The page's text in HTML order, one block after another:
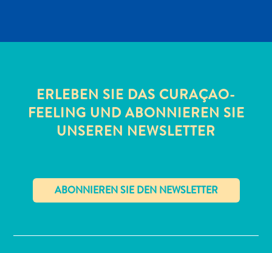
All-
inclusive
Hotels
Sie
ERLEBEN SIE DAS CURAÇAO-
FEELING UND ABONNIEREN SIE
UNSEREN NEWSLETTER